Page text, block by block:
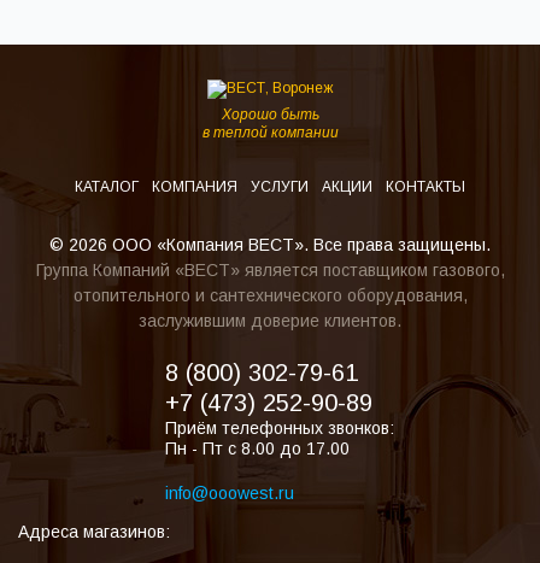
Хорошо быть
в теплой компании
КАТАЛОГ КОМПАНИЯ УСЛУГИ АКЦИИ КОНТАКТЫ
© 2026 ООО «Компания ВЕСТ». Все права защищены.
Группа Компаний «ВЕСТ» является поставщиком газового,
отопительного и сантехнического оборудования,
заслужившим доверие клиентов.
8 (800) 302-79-61
+7 (473) 252-90-89
Приём телефонных звонков:
Пн - Пт с 8.00 до 17.00
info@ooowest.ru
Адреса магазинов: